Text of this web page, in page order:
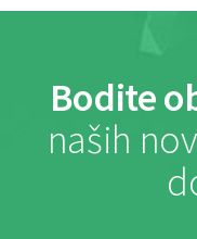
Bodite
naših